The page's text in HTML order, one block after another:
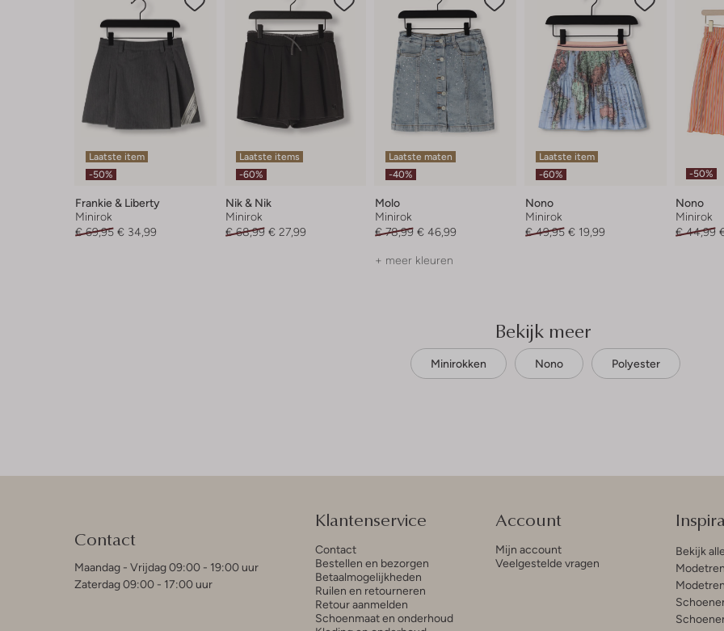
Laatste item
-50%
Frankie & Liberty
Minirok
€ 69,95 € 34,99
Laatste items
-60%
Nik & Nik
Minirok
€ 68,99 € 27,99
Laatste maten
-40%
Molo
Minirok
€ 78,99 € 46,99
+ meer kleuren
Laatste item
-60%
Nono
Minirok
€ 49,95 € 19,99
-50%
Nono
Minirok
€ 44,99
Bekijk meer
Minirokken Nono Polyester
Contact
Maandag - Vrijdag 09:00 - 19:00 uur
Zaterdag 09:00 - 17:00 uur
Klantenservice
Contact
Bestellen en bezorgen
Betaalmogelijkheden
Ruilen en retourneren
Retour aanmelden
Schoenmaat en onderhoud
Account
Mijn account
Veelgestelde vragen
Bekijk